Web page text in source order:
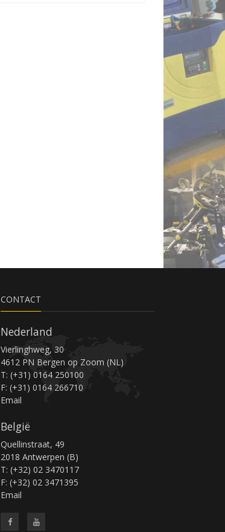
CONTACT
Nederland
Vierlinghweg, 30
4612 PN Bergen op Zoom (NL)
T: (+31) 0164 250100
F: (+31) 0164 266710
Email
België
Quellinstraat, 49
2018 Antwerpen (B)
T: (+32) 02 3470117
F: (+32) 02 3471395
Email